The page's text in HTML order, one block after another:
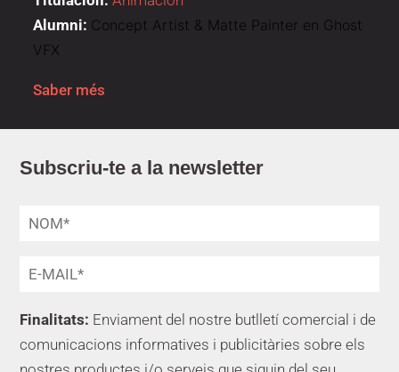
Alumni: Concept Artist & Matte Painter en Ghost
VFX
Saber més
Subscriu-te a la newsletter
Finalitats: Enviament del nostre butlletí comercial i de
comunicacions informatives i publicitàries sobre els